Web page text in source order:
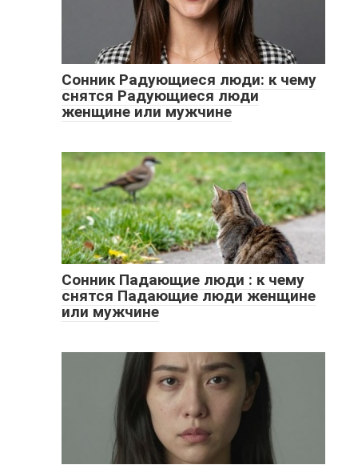
Сонник Радующиеся люди: к чему
снятся Радующиеся люди
женщине или мужчине
Сонник Падающие люди : к чему
снятся Падающие люди женщине
или мужчине